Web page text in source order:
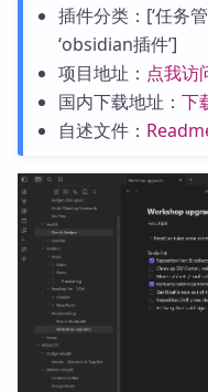
插件分类：[‘任务管
‘obsidian插件’]
项目地址： 点我访
国内下载地址： 下
自述文件：